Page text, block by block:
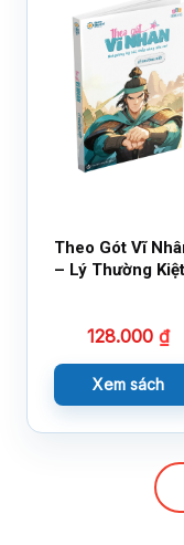
Theo Gót Vĩ
– Lý Thường Kiệt
128.000₫
Xem sách